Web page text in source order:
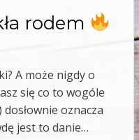
rodem
A może nigdy o
się co to wogóle
oznacza
jest to danie…